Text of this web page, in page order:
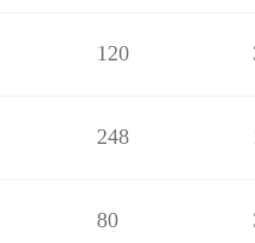
120
248
80